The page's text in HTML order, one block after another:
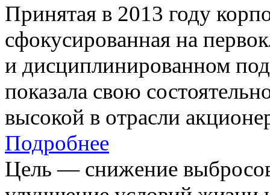
Принятая в 2013 году
сфокусированная на
и дисциплинированном
показала свою
высокой в отрасли
Подробнее
Цель — снижение